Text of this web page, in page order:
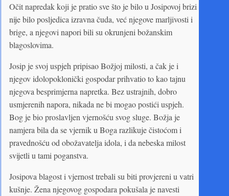
Očit napredak koji je pratio sve što je bilo u Josipovoj brizi
nije bilo posljedica izravna čuda, već njegove marljivosti i
brige, a njegovi napori bili su okrunjeni božanskim
blagoslovima.
Josip je svoj uspjeh pripisao Božjoj milosti, a čak je i
njegov idolopoklonički gospodar prihvatio to kao tajnu
njegova besprimjerna napretka. Bez ustrajnih, dobro
usmjerenih napora, nikada ne bi mogao postići uspjeh.
Bog je bio proslavljen vjernošću svog sluge. Božja je
namjera bila da se vjernik u Boga razlikuje čistoćom i
pravednošću od obožavatelja idola, i da nebeska milost
svijetli u tami poganstva.
Josipova blagost i vjernost trebali su biti provjereni u vatri
kušnje. Žena njegovog gospodara pokušala je navesti